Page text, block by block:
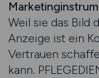
Weil sie das Bild
Anzeige ist ein
Vertrauen
kann.